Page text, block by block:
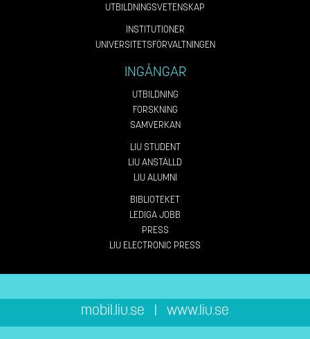
UTBILDNINGSVETENSKAP
INSTITUTIONER
UNIVERSITETSFÖRVALTNINGEN
INGÅNGAR
UTBILDNING
FORSKNING
SAMVERKAN
LIU STUDENT
LIU ANSTÄLLD
LIU ALUMNI
BIBLIOTEKET
LEDIGA JOBB
PRESS
LIU ELECTRONIC PRESS
mobil.liu.se www.liu.se